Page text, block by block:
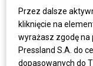
Przez dalsze
kliknięcie na
wyrażasz zgodę
Pressland S.A. do
dopasowanych do